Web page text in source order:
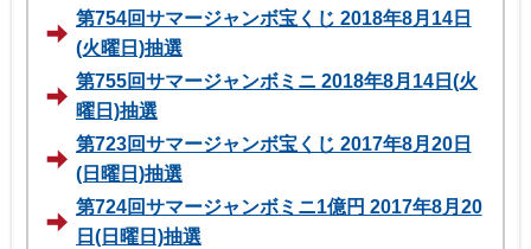
第754回サマージャンボ宝くじ 2018年8月14日
(火曜日)抽選
第755回サマージャンボミニ 2018年8月14日(火
曜日)抽選
第723回サマージャンボ宝くじ 2017年8月20日
(日曜日)抽選
第724回サマージャンボミニ1億円 2017年8月20
日(日曜日)抽選